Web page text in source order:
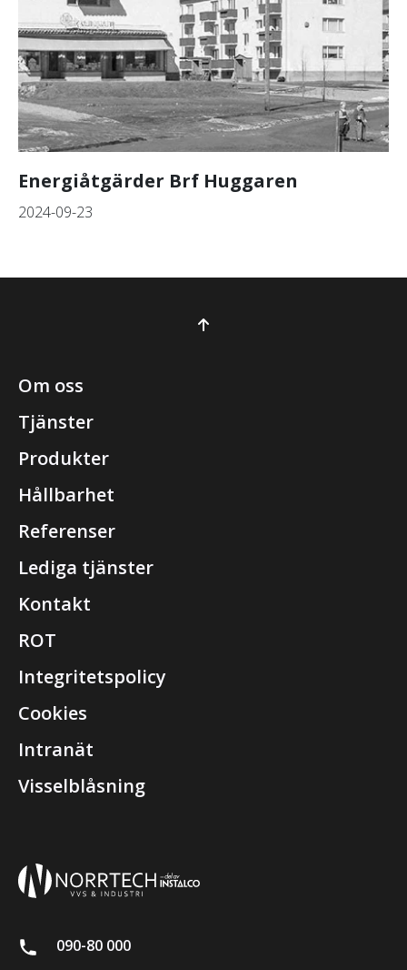
Energiåtgärder Brf Huggaren
2024-09-23
090-80 000
Om oss
Tjänster
Produkter
Hållbarhet
Referenser
Lediga tjänster
Kontakt
ROT
Integritetspolicy
Cookies
Intranät
Visselblåsning